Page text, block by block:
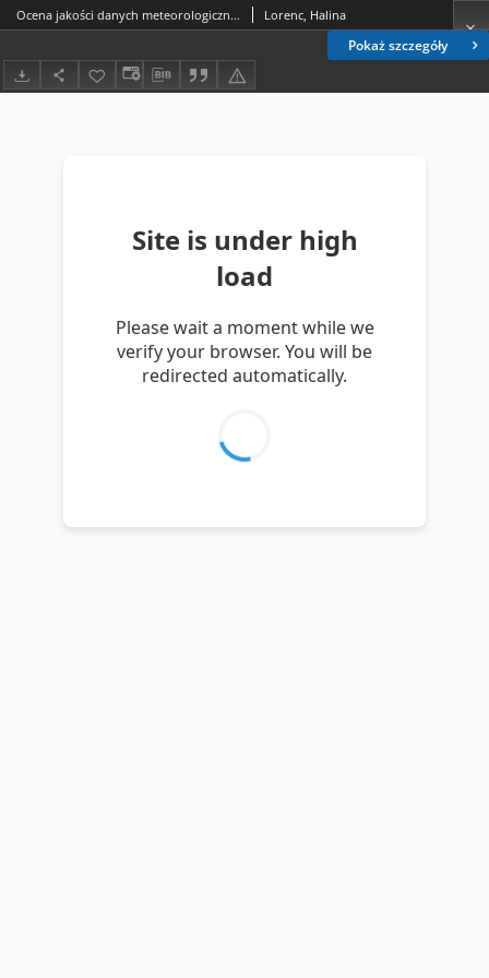
Pokaż szczegóły
Ocena jakości danych meteorologicznych po wprowadzeniu automatycznych przyrządów rejestrujących na sieci IMGW Lorenc, Halina